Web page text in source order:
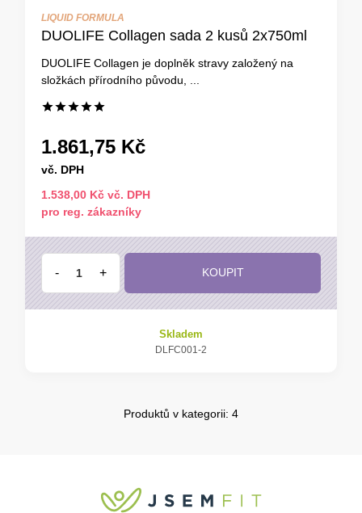
LIQUID FORMULA
DUOLIFE Collagen sada 2 kusů 2x750ml
DUOLIFE Collagen je doplněk stravy založený na
složkách přírodního původu, ...
1.861,75 Kč
vč. DPH
1.538,00 Kč vč. DPH
pro reg. zákazníky
- + KOUPIT
Skladem
DLFC001-2
Produktů v kategorii: 4